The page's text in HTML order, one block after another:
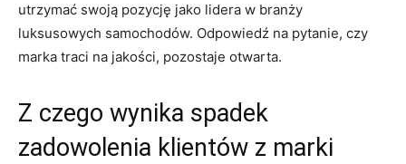
utrzymać swoją⁢ pozycję jako lidera w​ branży
‌luksusowych samochodów. Odpowiedź na pytanie,‍ czy⁣
marka traci na jakości, pozostaje⁢ otwarta.
Z czego⁢ wynika⁢ spadek
zadowolenia‍ klientów z marki